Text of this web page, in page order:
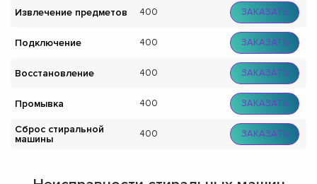
Извлечение предметов 400 ЗАКАЗАТЬ
Подключение 400 ЗАКАЗАТЬ
Восстановление 400 ЗАКАЗАТЬ
Промывка 400 ЗАКАЗАТЬ
Сброс стиральной
машины
400 ЗАКАЗАТЬ